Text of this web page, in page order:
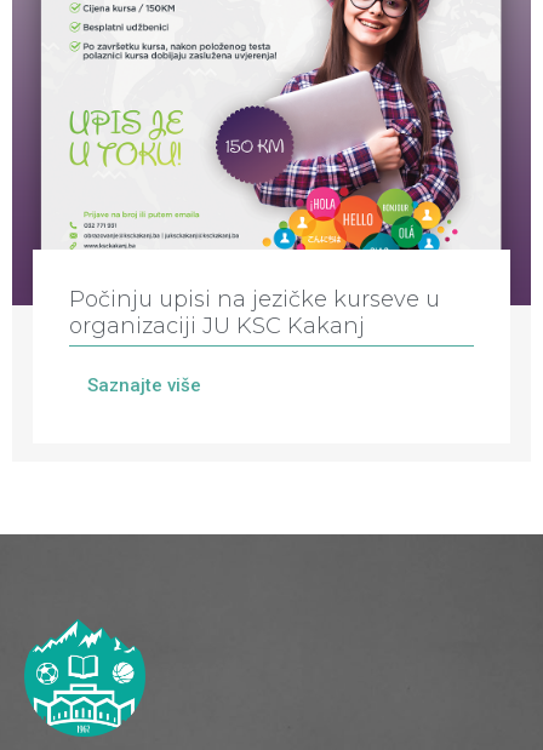
Počinju upisi na jezičke kurseve u
organizaciji JU KSC Kakanj
Saznajte više